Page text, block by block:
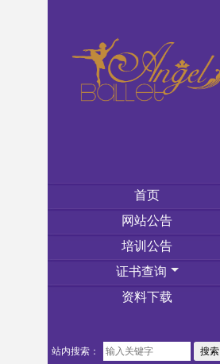
首页
网站公告
培训公告
证书查询
资料下载
站内搜索： 搜索